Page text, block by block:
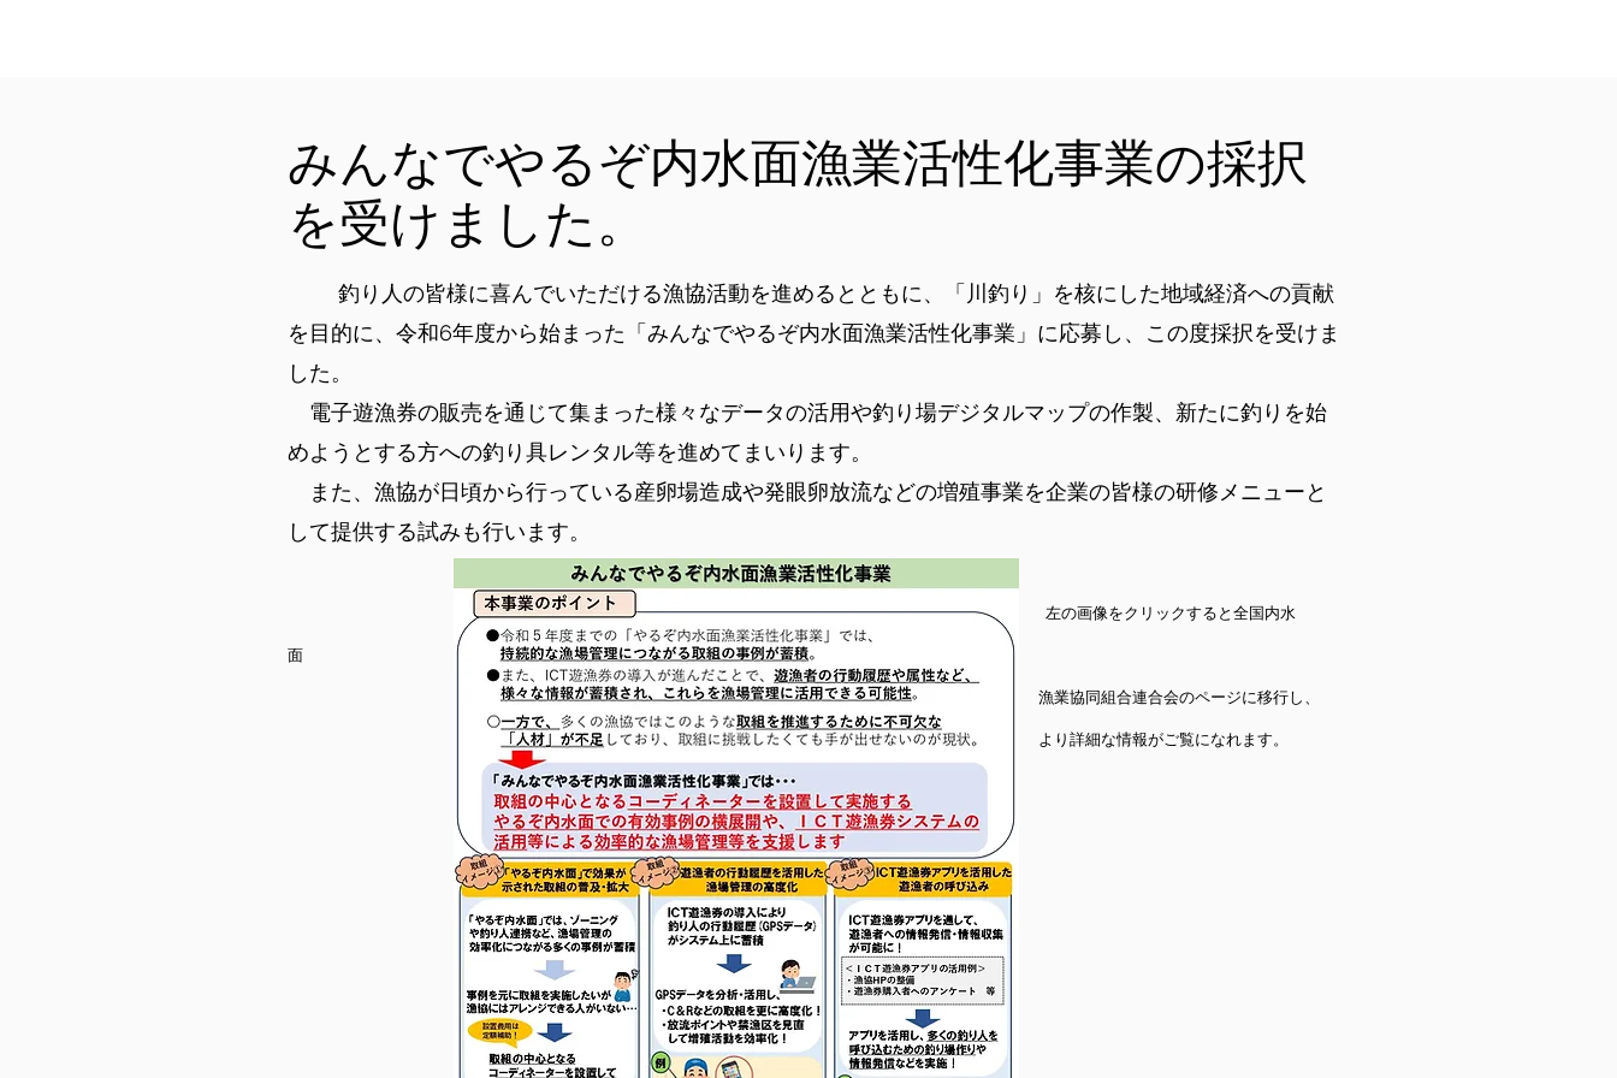
みんなでやるぞ内水面漁業活性化事業の採択
を受けました。
釣り人の皆様に喜んでいただける漁協活動を進めるとともに、「川釣り」を核にした地域経済への貢献
を目的に、令和6年度から始まった「みんなでやるぞ内水面漁業活性化事業」に応募し、この度採択を受けま
した。
電子遊漁券の販売を通じて集まった様々なデータの活用や釣り場デジタルマップの作製、新たに釣りを始
めようとする方への釣り具レンタル等を進めてまいります。
​ また、漁協が日頃から行っている産卵場造成や発眼卵放流などの増殖事業を企業の皆様の研修メニューと
して提供する試みも行います。
左の画像をクリックすると全国内水
面
漁業協同組合連合会のページに移行し、
より詳細な情報がご覧になれます。